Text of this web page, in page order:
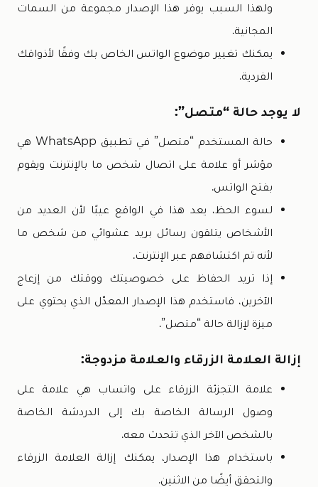
ولهذا السبب يوفر هذا الإصدار مجموعة من السمات
المجانية.
يمكنك تغيير موضوع الواتس الخاص بك وفقًا لأذواقك
الفردية.
لا يوجد حالة “متصل”:
حالة المستخدم “متصل” في تطبيق WhatsApp هي
مؤشر أو علامة على اتصال شخص ما بالإنترنت ويقوم
بفتح الواتس.
لسوء الحظ، يعد هذا في الواقع عيبًا لأن العديد من
الأشخاص يتلقون رسائل بريد عشوائي من شخص ما
لأنه تم اكتشافهم عبر الإنترنت.
إذا تريد الحفاظ على خصوصيتك ووقتك من إزعاج
الآخرين، فاستخدم هذا الإصدار المعدّل الذي يحتوي على
ميزة لإزالة حالة “متصل”.
إزالة العلامة الزرقاء والعلامة مزدوجة:
علامة التجزئة الزرقاء على واتساب هي علامة على
وصول الرسالة الخاصة بك إلى الدردشة الخاصة
بالشخص الآخر الذي تتحدث معه.
باستخدام هذا الإصدار، يمكنك إزالة العلامة الزرقاء
والتحقق أيضًا من الاثنين.